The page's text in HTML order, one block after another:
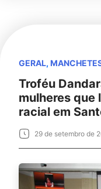
GERAL,
Troféu
mulheres que
racial em
29 de setembro de